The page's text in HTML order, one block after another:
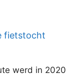
fietstocht
werd in 2020